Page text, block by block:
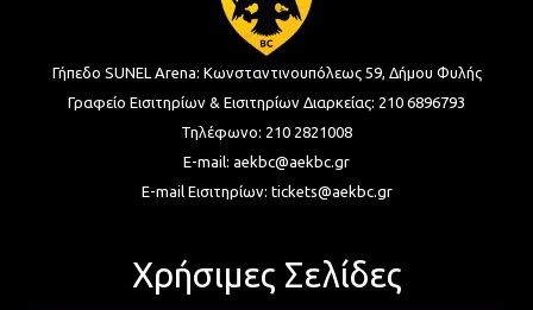
Γήπεδο SUNEL Arena: Κωνσταντινουπόλεως 59, Δήμου Φυλής
Γραφείο Εισιτηρίων & Εισιτηρίων Διαρκείας: 210 6896793
Τηλέφωνο: 210 2821008
E-mail: aekbc@aekbc.gr
E-mail Εισιτηρίων: tickets@aekbc.gr
Χρήσιμες Σελίδες